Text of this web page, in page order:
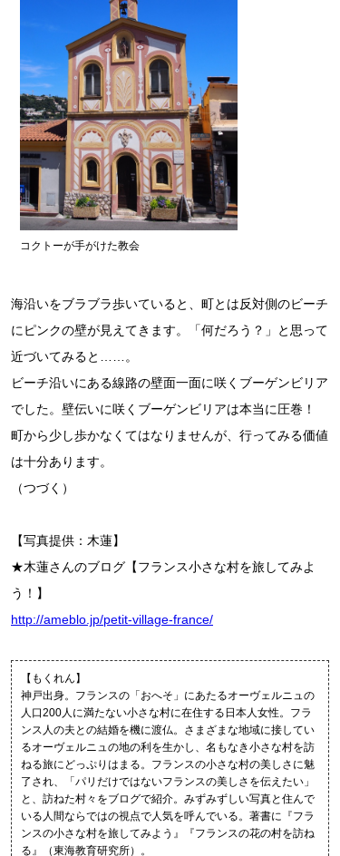
コクトーが手がけた教会
海沿いをブラブラ歩いていると、町とは反対側のビーチ
にピンクの壁が見えてきます。「何だろう？」と思って
近づいてみると……。
ビーチ沿いにある線路の壁面一面に咲くブーゲンビリア
でした。壁伝いに咲くブーゲンビリアは本当に圧巻！
町から少し歩かなくてはなりませんが、行ってみる価値
は十分あります。
（つづく）
【写真提供：木蓮】
★木蓮さんのブログ【フランス小さな村を旅してみよ
う！】
http://ameblo.jp/petit-village-france/
【もくれん】
神戸出身。フランスの「おへそ」にあたるオーヴェルニュの
人口200人に満たない小さな村に在住する日本人女性。フラ
ンス人の夫との結婚を機に渡仏。さまざまな地域に接してい
るオーヴェルニュの地の利を生かし、名もなき小さな村を訪
ねる旅にどっぷりはまる。フランスの小さな村の美しさに魅
了され、「パリだけではないフランスの美しさを伝えたい」
と、訪ねた村々をブログで紹介。みずみずしい写真と住んで
いる人間ならではの視点で人気を呼んでいる。著書に『フラ
ンスの小さな村を旅してみよう』『フランスの花の村を訪ね
る』（東海教育研究所）。